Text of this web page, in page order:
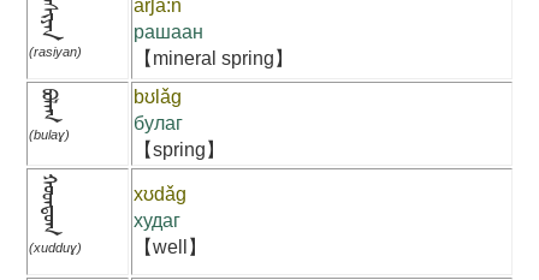
ᠷᠠᠰᠢᠶᠠᠨ
(rasiyan)
arʃa:n
рашаан
【mineral spring】
ᠪᠤᠯᠠᠭ
(bulaɣ)
bʊlǎg
булаг
【spring】
ᠬᠤᠳᠳᠤᠭ
(xudduɣ)
xʊdǎg
худаг
【well】